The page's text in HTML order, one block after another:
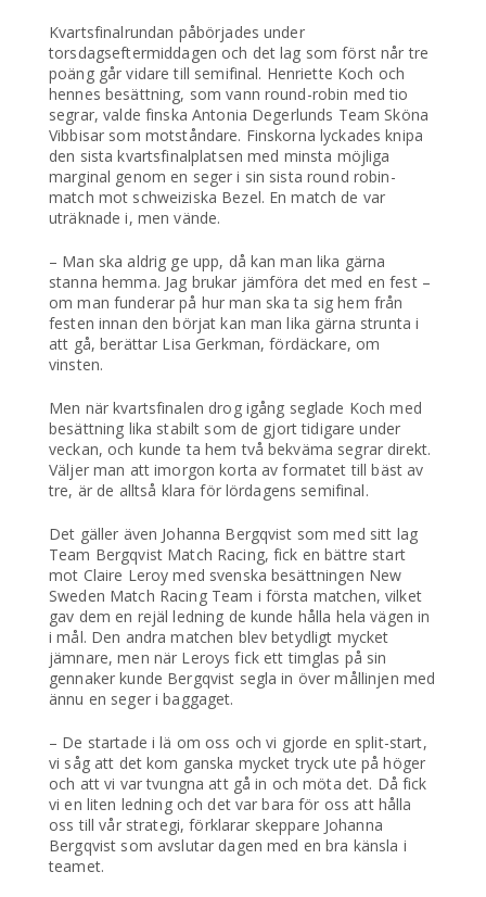
Kvartsfinalrundan påbörjades under
torsdagseftermiddagen och det lag som först når tre
poäng går vidare till semifinal. Henriette Koch och
hennes besättning, som vann round-robin med tio
segrar, valde finska Antonia Degerlunds Team Sköna
Vibbisar som motståndare. Finskorna lyckades knipa
den sista kvartsfinalplatsen med minsta möjliga
marginal genom en seger i sin sista round robin-
match mot schweiziska Bezel. En match de var
uträknade i, men vände.
– Man ska aldrig ge upp, då kan man lika gärna
stanna hemma. Jag brukar jämföra det med en fest –
om man funderar på hur man ska ta sig hem från
festen innan den börjat kan man lika gärna strunta i
att gå, berättar Lisa Gerkman, fördäckare, om
vinsten.
Men när kvartsfinalen drog igång seglade Koch med
besättning lika stabilt som de gjort tidigare under
veckan, och kunde ta hem två bekväma segrar direkt.
Väljer man att imorgon korta av formatet till bäst av
tre, är de alltså klara för lördagens semifinal.
Det gäller även Johanna Bergqvist som med sitt lag
Team Bergqvist Match Racing, fick en bättre start
mot Claire Leroy med svenska besättningen New
Sweden Match Racing Team i första matchen, vilket
gav dem en rejäl ledning de kunde hålla hela vägen in
i mål. Den andra matchen blev betydligt mycket
jämnare, men när Leroys fick ett timglas på sin
gennaker kunde Bergqvist segla in över mållinjen med
ännu en seger i baggaget.
– De startade i lä om oss och vi gjorde en split-start,
vi såg att det kom ganska mycket tryck ute på höger
och att vi var tvungna att gå in och möta det. Då fick
vi en liten ledning och det var bara för oss att hålla
oss till vår strategi, förklarar skeppare Johanna
Bergqvist som avslutar dagen med en bra känsla i
teamet.